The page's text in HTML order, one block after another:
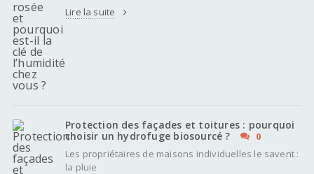
Lire la suite
Protection des façades et toitures : pourquoi
choisir un hydrofuge biosourcé ?
0
Les propriétaires de maisons individuelles le savent :
la pluie